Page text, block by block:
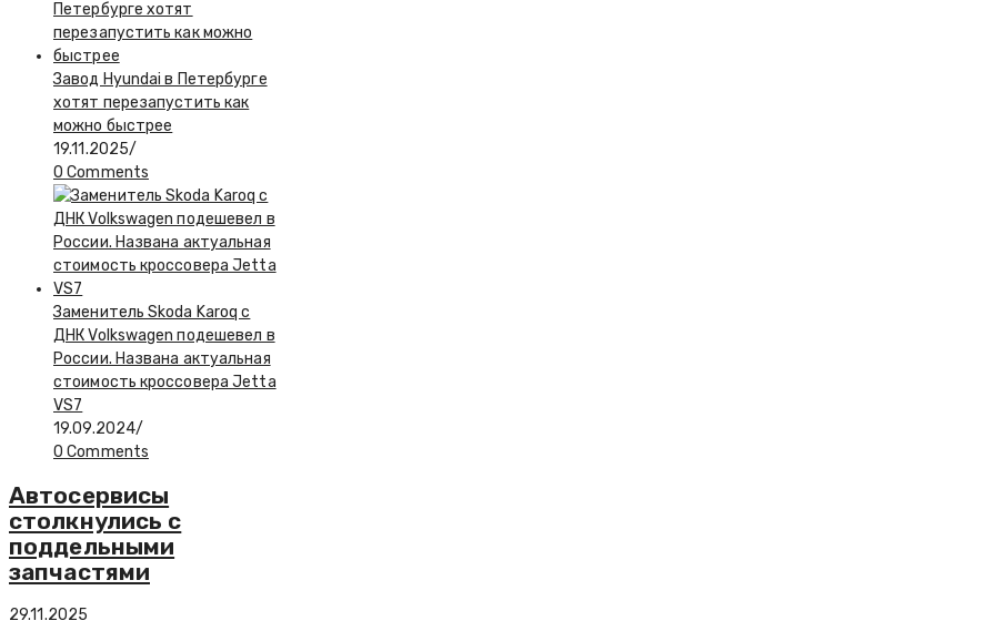
Завод Hyundai в Петербурге
хотят перезапустить как
можно быстрее
19.11.2025/
0 Comments
Заменитель Skoda Karoq с
ДНК Volkswagen подешевел в
России. Названа актуальная
стоимость кроссовера Jetta
VS7
19.09.2024/
0 Comments
Автосервисы
столкнулись с
поддельными
запчастями
29.11.2025